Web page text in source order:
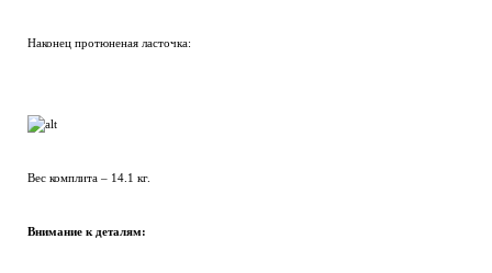
Наконец протюненая ласточка:
Вес комплита – 14.1 кг.
Внимание к деталям: